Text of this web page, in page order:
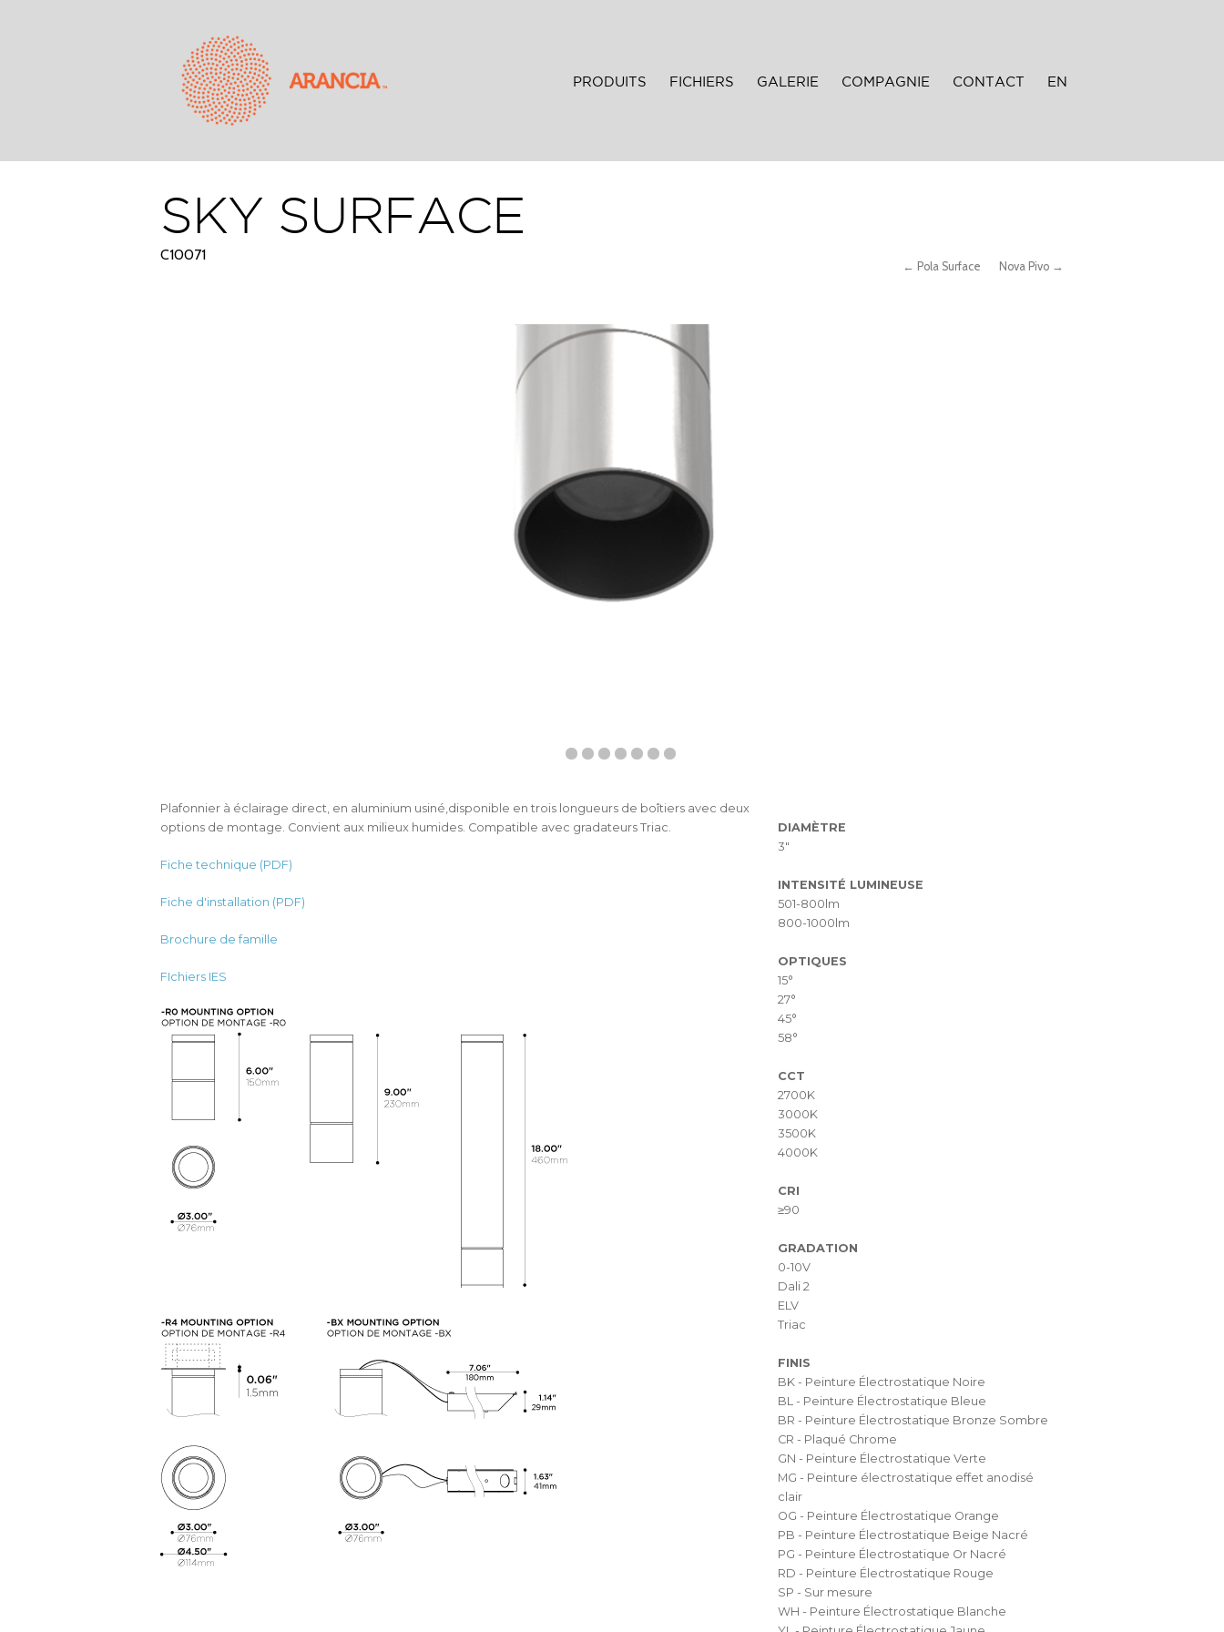
PRODUITS FICHIERS GALERIE COMPAGNIE CONTACT EN
SKY SURFACE
C10071
← Pola Surface Nova Pivo →
Plafonnier à éclairage direct, en aluminium usiné,disponible en trois longueurs de boîtiers avec deux
options de montage. Convient aux milieux humides. Compatible avec gradateurs Triac.
Fiche technique (PDF)
Fiche d'installation (PDF)
Brochure de famille
FIchiers IES
DIAMÈTRE
3"
INTENSITÉ LUMINEUSE
501-800lm
800-1000lm
OPTIQUES
15°
27°
45°
58°
CCT
2700K
3000K
3500K
4000K
CRI
≥90
GRADATION
0-10V
Dali 2
ELV
Triac
FINIS
BK - Peinture Électrostatique Noire
BL - Peinture Électrostatique Bleue
BR - Peinture Électrostatique Bronze Sombre
CR - Plaqué Chrome
GN - Peinture Électrostatique Verte
MG - Peinture électrostatique effet anodisé
clair
OG - Peinture Électrostatique Orange
PB - Peinture Électrostatique Beige Nacré
PG - Peinture Électrostatique Or Nacré
RD - Peinture Électrostatique Rouge
SP - Sur mesure
WH - Peinture Électrostatique Blanche